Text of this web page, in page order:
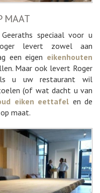
MAAT
speciaal voor u
levert zowel aan
een eigen eikenhouten
Maar ook levert Roger
u uw restaurant wil
(of wat dacht u van
eiken eettafel en de
maat.